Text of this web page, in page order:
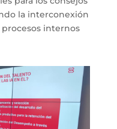
la interconexión
internos